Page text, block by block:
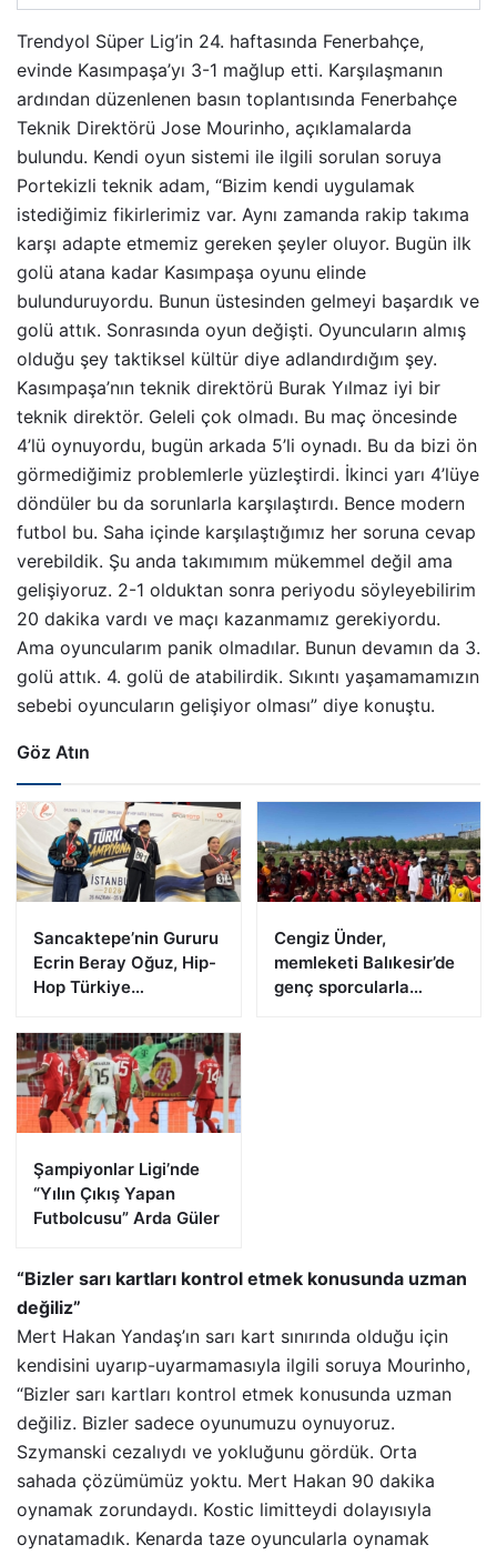
Trendyol Süper Lig’in 24. haftasında Fenerbahçe,
evinde Kasımpaşa’yı 3-1 mağlup etti. Karşılaşmanın
ardından düzenlenen basın toplantısında Fenerbahçe
Teknik Direktörü Jose Mourinho, açıklamalarda
bulundu. Kendi oyun sistemi ile ilgili sorulan soruya
Portekizli teknik adam, “Bizim kendi uygulamak
istediğimiz fikirlerimiz var. Aynı zamanda rakip takıma
karşı adapte etmemiz gereken şeyler oluyor. Bugün ilk
golü atana kadar Kasımpaşa oyunu elinde
bulunduruyordu. Bunun üstesinden gelmeyi başardık ve
golü attık. Sonrasında oyun değişti. Oyuncuların almış
olduğu şey taktiksel kültür diye adlandırdığım şey.
Kasımpaşa’nın teknik direktörü Burak Yılmaz iyi bir
teknik direktör. Geleli çok olmadı. Bu maç öncesinde
4’lü oynuyordu, bugün arkada 5’li oynadı. Bu da bizi ön
görmediğimiz problemlerle yüzleştirdi. İkinci yarı 4’lüye
döndüler bu da sorunlarla karşılaştırdı. Bence modern
futbol bu. Saha içinde karşılaştığımız her soruna cevap
verebildik. Şu anda takımımım mükemmel değil ama
gelişiyoruz. 2-1 olduktan sonra periyodu söyleyebilirim
20 dakika vardı ve maçı kazanmamız gerekiyordu.
Ama oyuncularım panik olmadılar. Bunun devamın da 3.
golü attık. 4. golü de atabilirdik. Sıkıntı yaşamamamızın
sebebi oyuncuların gelişiyor olması” diye konuştu.
Göz Atın
Sancaktepe’nin Gururu
Ecrin Beray Oğuz, Hip-
Hop Türkiye
Zirveye Çıktı
Cengiz Ünder,
memleketi Balıkesir’de
genç sporcularla
Şampiyonlar Ligi’nde
“Yılın Çıkış Yapan
Futbolcusu” Arda Güler
“Bizler sarı kartları kontrol etmek konusunda uzman
değiliz”
Mert Hakan Yandaş’ın sarı kart sınırında olduğu için
kendisini uyarıp-uyarmamasıyla ilgili soruya Mourinho,
“Bizler sarı kartları kontrol etmek konusunda uzman
değiliz. Bizler sadece oyunumuzu oynuyoruz.
Szymanski cezalıydı ve yokluğunu gördük. Orta
sahada çözümümüz yoktu. Mert Hakan 90 dakika
oynamak zorundaydı. Kostic limitteydi dolayısıyla
oynatamadık. Kenarda taze oyuncularla oynamak